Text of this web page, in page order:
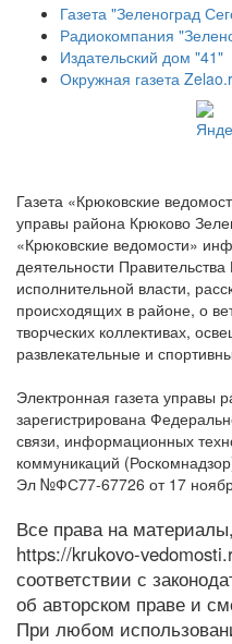
Газета "Зеленоград
Радиокомпания
Издательский дом "41"
Окружная газета
Газета «Крюковские
управы района Крюково
«Крюковские ведомости»
деятельности
исполнительной власти,
происходящих в районе, о
творческих коллективах,
развлекательные и
Электронная газета управы
зарегистрирована
связи, информационных
коммуникаций
Эл №ФС77-67726 от 17
Все права на
https://krukovo-
соответствии с
об авторском праве и
При любом